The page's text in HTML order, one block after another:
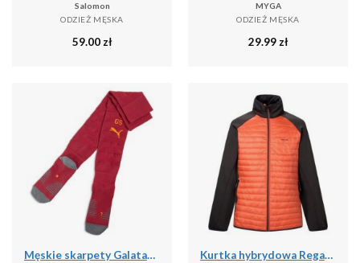
Salomon
ODZIEŻ MĘSKA
59.00zł
MYGA
ODZIEŻ MĘSKA
29.99zł
Męskie skarpety Galatasaray SK 25/26 PUMA Kurtka hybrydowa Regatta Clumber